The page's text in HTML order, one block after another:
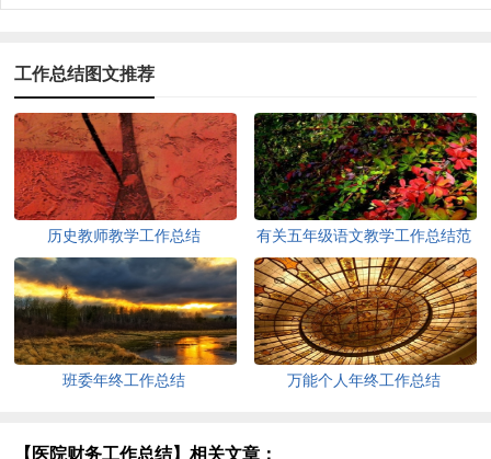
工作总结图文推荐
历史教师教学工作总结
有关五年级语文教学工作总结范
文
班委年终工作总结 万能个人年终工作总结
【医院财务工作总结】相关文章：